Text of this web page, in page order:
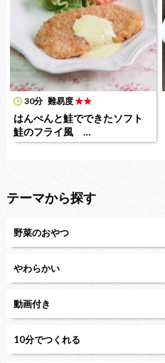
30分 難易度★★
はんぺんと鮭でできたソフト
鮭のフライ風 …
テーマから探す
野菜のおやつ
やわらかい
動画付き
10分でつくれる